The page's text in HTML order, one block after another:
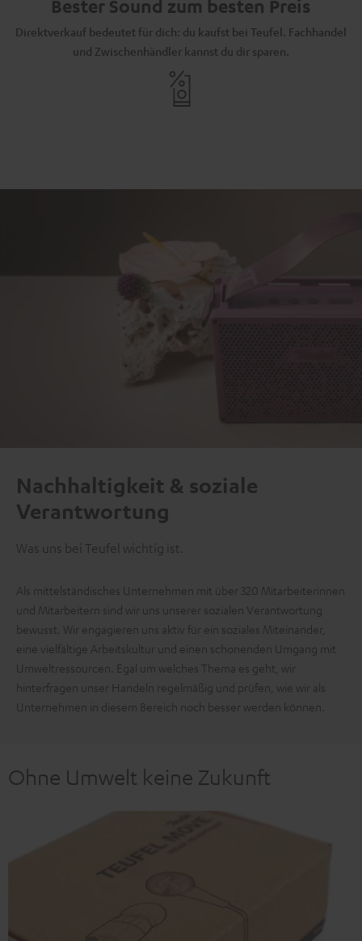
Bester Sound zum besten Preis
Direktverkauf bedeutet für dich: du kaufst bei Teufel. Fachhandel
und Zwischenhändler kannst du dir sparen.
Nachhaltigkeit & soziale
Verantwortung
Was uns bei Teufel wichtig ist.
Als mittelständisches Unternehmen mit über 320 Mitarbeiterinnen
und Mitarbeitern sind wir uns unserer sozialen Verantwortung
bewusst. Wir engagieren uns aktiv für ein soziales Miteinander,
eine vielfältige Arbeitskultur und einen schonenden Umgang mit
Umweltressourcen. Egal um welches Thema es geht, wir
hinterfragen unser Handeln regelmäßig und prüfen, wie wir als
Unternehmen in diesem Bereich noch besser werden können.
Ohne Umwelt keine Zukunft